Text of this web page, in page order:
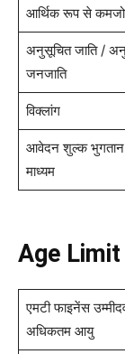
आर्थिक रूप से
अनुसूचित जाति /
जनजाति
विक्लांग
आवेदन शुल्क
माध्यम
Age Limit
एमटी फाइनेंस
अधिकतम आयु